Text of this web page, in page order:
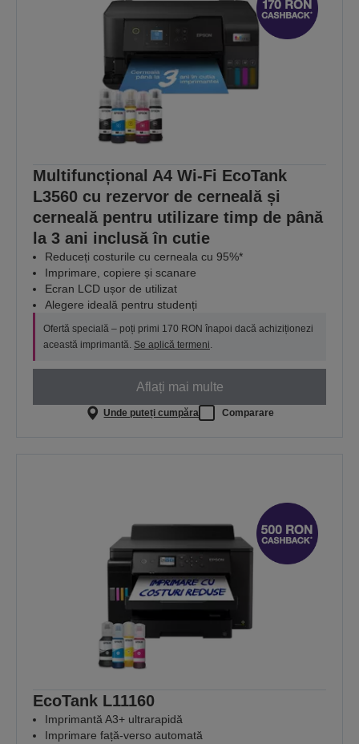
Multifuncțional A4 Wi-Fi EcoTank
L3560 cu rezervor de cerneală și
cerneală pentru utilizare timp de până
la 3 ani inclusă în cutie
Reduceți costurile cu cerneala cu 95%*
Imprimare, copiere și scanare
Ecran LCD ușor de utilizat
Alegere ideală pentru studenți
Ofertă specială – poți primi 170 RON înapoi dacă achiziționezi
această imprimantă. Se aplică termeni.
Aflați mai multe
Unde puteți cumpăra Comparare
EcoTank L11160
Imprimantă A3+ ultrarapidă
Imprimare față-verso automată